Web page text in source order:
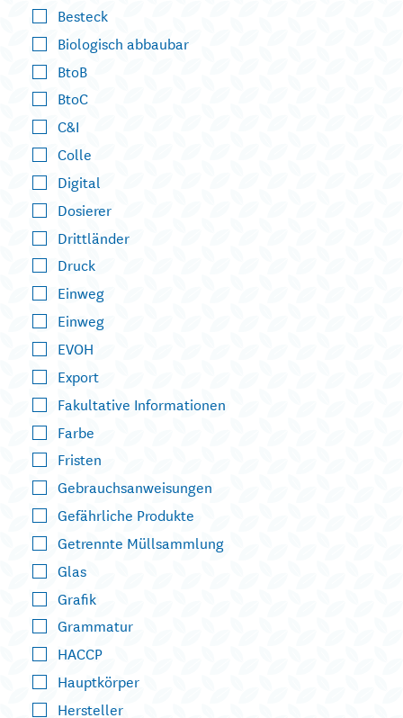
Besteck
Biologisch abbaubar
BtoB
BtoC
C&I
Colle
Digital
Dosierer
Drittländer
Druck
Einweg
Einweg
EVOH
Export
Fakultative Informationen
Farbe
Fristen
Gebrauchsanweisungen
Gefährliche Produkte
Getrennte Müllsammlung
Glas
Grafik
Grammatur
HACCP
Hauptkörper
Hersteller